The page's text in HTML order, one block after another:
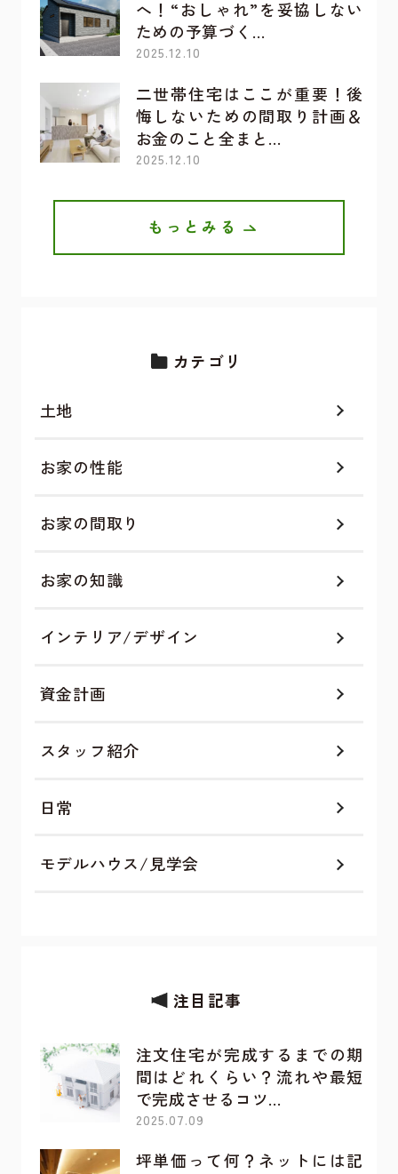
へ！“おしゃれ”を妥協しない
ための予算づく…
2025.12.10
二世帯住宅はここが重要！後
悔しないための間取り計画＆
お金のこと全まと…
2025.12.10
もっとみる
カテゴリ
土地
お家の性能
お家の間取り
お家の知識
インテリア/デザイン
資金計画
スタッフ紹介
日常
モデルハウス/見学会
注目記事
注文住宅が完成するまでの期
間はどれくらい？流れや最短
で完成させるコツ…
2025.07.09
坪単価って何？ネットには記